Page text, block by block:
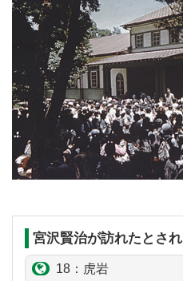
宮沢賢治が訪れたとさ
18： 虎岩